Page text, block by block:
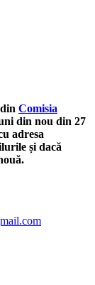
Comisia
din nou din 27
adresa
și dacă